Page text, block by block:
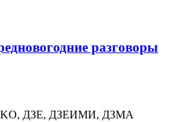
разговоры
ДЗЕ, ДЗЕИМИ, ДЗМА